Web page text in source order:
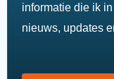
informatie die ik
nieuws, updates